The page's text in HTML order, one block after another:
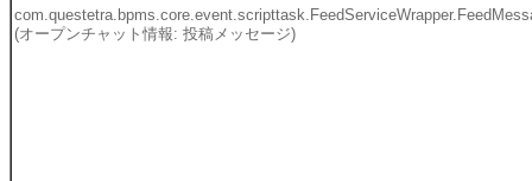
(オープンチャット情報: 投稿メッセージ)